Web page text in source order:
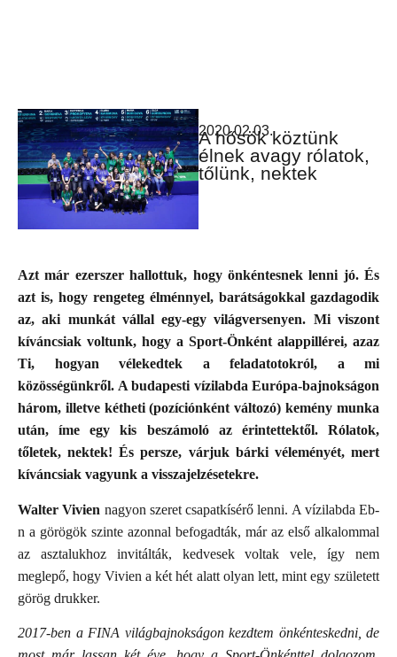
2020.02.03.
A hősök köztünk
élnek avagy rólatok,
tőlünk, nektek
Azt már ezerszer hallottuk, hogy önkéntesnek lenni jó. És
azt is, hogy rengeteg élménnyel, barátságokkal gazdagodik
az, aki munkát vállal egy-egy világversenyen. Mi viszont
kíváncsiak voltunk, hogy a Sport-Önként alappillérei, azaz
Ti, hogyan vélekedtek a feladatotokról, a mi
közösségünkről. A budapesti vízilabda Európa-bajnokságon
három, illetve kétheti (pozíciónként változó) kemény munka
után, íme egy kis beszámoló az érintettektől. Rólatok,
tőletek, nektek! És persze, várjuk bárki véleményét, mert
kíváncsiak vagyunk a visszajelzésetekre.
Walter Vivien nagyon szeret csapatkísérő lenni. A vízilabda Eb-
n a görögök szinte azonnal befogadták, már az első alkalommal
az asztalukhoz invitálták, kedvesek voltak vele, így nem
meglepő, hogy Vivien a két hét alatt olyan lett, mint egy született
görög drukker.
2017-ben a FINA világbajnokságon kezdtem önkénteskedni, de